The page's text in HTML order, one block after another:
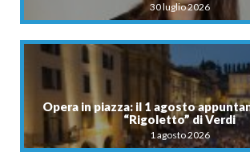
30 luglio 2026
Opera in piazza: il 1 agosto
“Rigoletto” di Verdi
1 agosto 2026